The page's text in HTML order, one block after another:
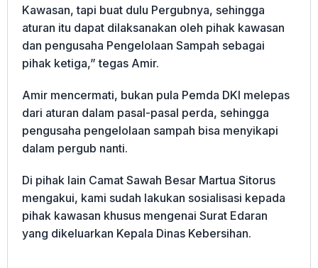
Kawasan, tapi buat dulu Pergubnya, ‌sehingga
aturan itu dapat dilaksanakan oleh pihak kawasan
dan pengusaha Pengelolaan Sampah sebagai
pihak ketiga,” tegas Amir.
Amir mencermati, bukan pula Pemda DKI melepas
dari aturan dalam pasal-pasal perda, ‌sehingga
pengusaha pengelolaan sampah bisa menyikapi
dalam pergub nanti.
Di pihak lain Camat Sawah Besar Martua Sitorus
mengakui, kami sudah lakukan sosialisasi kepada
pihak kawasan khusus mengenai Surat Edaran
yang dikeluarkan Kepala Dinas Kebersihan.